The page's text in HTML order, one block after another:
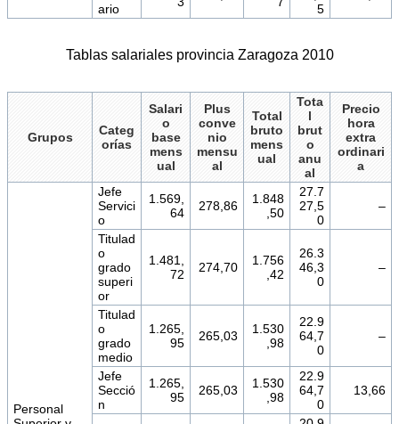
ario
5
Tablas salariales provincia Zaragoza 2010
Grupos
Categ
orías
Salari
o
base
mens
ual
Plus
conve
nio
mensu
al
Total
bruto
mens
ual
Tota
l
brut
o
anu
al
Precio
hora
extra
ordinari
a
Personal
Jefe
Servici
o
1.569,
64
278,86
1.848
,50
27.7
27,5
0
–
Titulad
o
grado
superi
or
1.481,
72
274,70
1.756
,42
26.3
46,3
0
–
Titulad
o
grado
medio
1.265,
95
265,03
1.530
,98
22.9
64,7
0
–
Jefe
Secció
n
1.265,
95
265,03
1.530
,98
22.9
64,7
0
13,66